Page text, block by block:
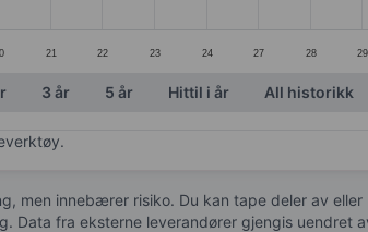
21 22 23 24 27 28 29
3 år 5 år Hittil i år All historikk
men innebærer risiko. Du kan tape deler av
Data fra eksterne leverandører gjengis uendret